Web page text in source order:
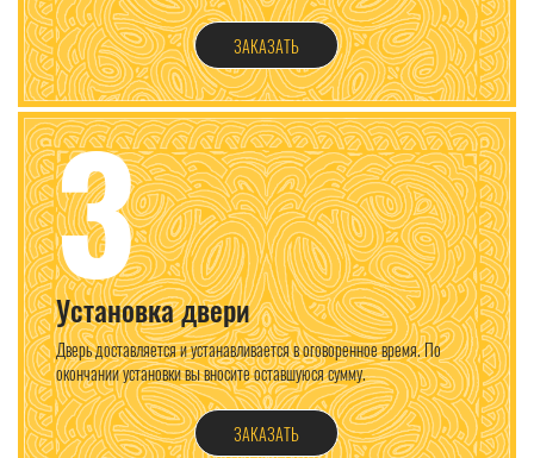
ЗАКАЗАТЬ
3
Установка двери
Дверь доставляется и устанавливается в оговоренное время. По
окончании установки вы вносите оставшуюся сумму.
ЗАКАЗАТЬ